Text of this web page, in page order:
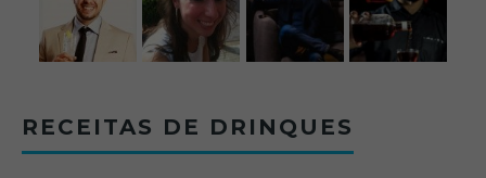
RECEITAS DE DRINQUES